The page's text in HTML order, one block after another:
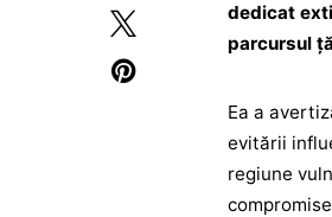
dedicat
parcursul
Ea a
evitării
regiune